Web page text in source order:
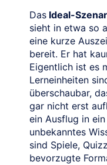
Das Ideal-
sieht in etwa so
eine kurze
bereit. Er hat
Eigentlich ist es
Lerneinheiten
überschaubar,
gar nicht erst
ein Ausflug in
unbekanntes
sind Spiele,
bevorzugte